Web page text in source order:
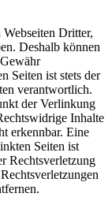
Dritter,
Deshalb können
Seiten ist stets der
verantwortlich.
der Verlinkung
Inhalte
erkennbar. Eine
Seiten ist
Rechtsverletzung